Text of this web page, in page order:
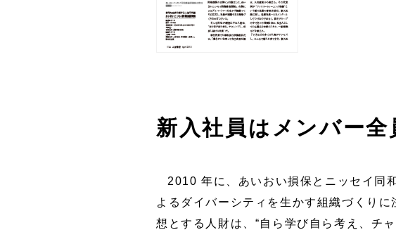
新入社員はメンバー
2010 年に、あいおい損保とニッセイ同
よるダイバーシティを生かす組織づくり
想とする人財は、“自ら学び自ら考え、チ